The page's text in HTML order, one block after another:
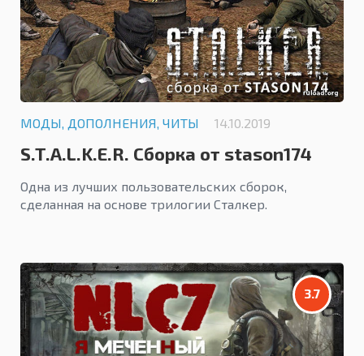
МОДЫ, ДОПОЛНЕНИЯ, ЧИТЫ 14.10.2019
S.T.A.L.K.E.R. Сборка от stason174
Одна из лучших пользовательских сборок,
сделанная на основе трилогии Сталкер.
3.7